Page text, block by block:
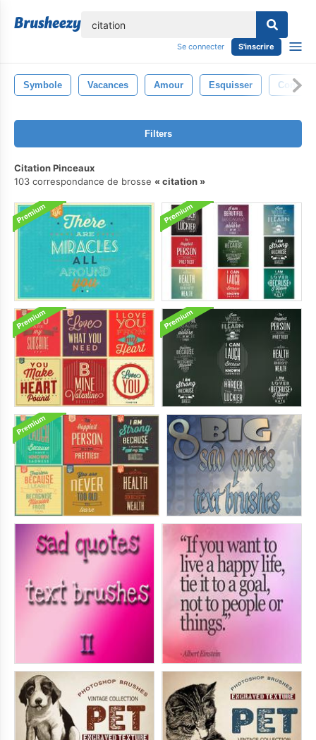
Se connecter S'inscrire
Symbole Vacances Amour Esquisser Contexte
Filters
Citation Pinceaux
103 correspondance de brosse
citation